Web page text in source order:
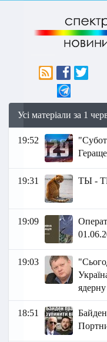
Усі матеріали за 1
19:52
19:31 ТЫ -
19:09
19:03
18:51